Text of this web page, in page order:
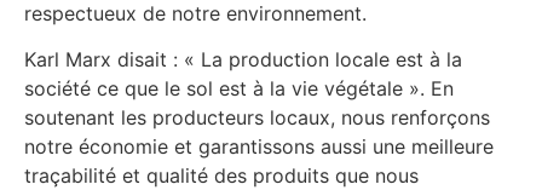
respectueux de notre environnement.
Karl Marx disait : « La production locale est à la
société ce que le sol est à la vie végétale ». En
soutenant les producteurs locaux, nous renforçons
notre économie et garantissons aussi une meilleure
traçabilité et qualité des produits que nous